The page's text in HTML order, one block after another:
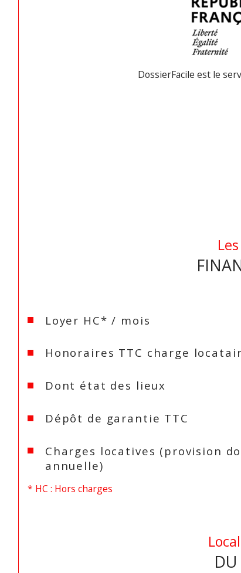
DossierFacile est le
Loyer HC* / mois
Honoraires TTC charge
Dont état des lieux
Dépôt de garantie TTC
Charges locatives (provision
annuelle)
* HC : Hors charges